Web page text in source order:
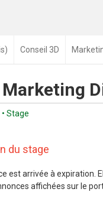
Conseil 3D
Marketing
Stage
du stage
est arrivée à expiration.
affichées sur le